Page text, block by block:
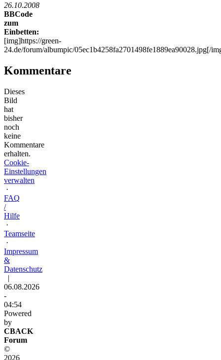
26.10.2008
BBCode
zum
Einbetten:
[img]https://green-
24.de/forum/albumpic/05ec1b4258fa2701498fe1889ea90028.jpg[/
Kommentare
Dieses
Bild
hat
bisher
noch
keine
Kommentare
erhalten.
Cookie-
Einstellungen
verwalten
·
FAQ
/
Hilfe
·
Teamseite
·
Impressum
&
Datenschutz
|
06.08.2026
-
04:54
Powered
by
CBACK
Forum
©
2026